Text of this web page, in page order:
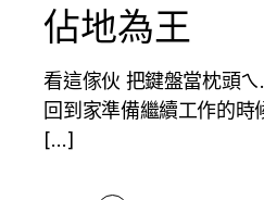
佔地為王
看這傢伙 把鍵盤當枕頭
回到家準備繼續工作的
[…]